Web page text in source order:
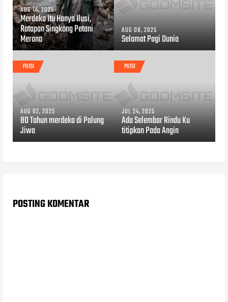
AUG 14, 2025
Merdeka Itu Hanya Ilusi,
Ratapan Singkong Petani
Merana
AUG 08, 2025
Selamat Pagi Dunia
PUISI
AUG 02, 2025
80 Tahun merdeka di Palung
Jiwa
PUISI
JUL 24, 2025
Ada Selembar Rindu Ku
titipkan Pada Angin
POSTING KOMENTAR